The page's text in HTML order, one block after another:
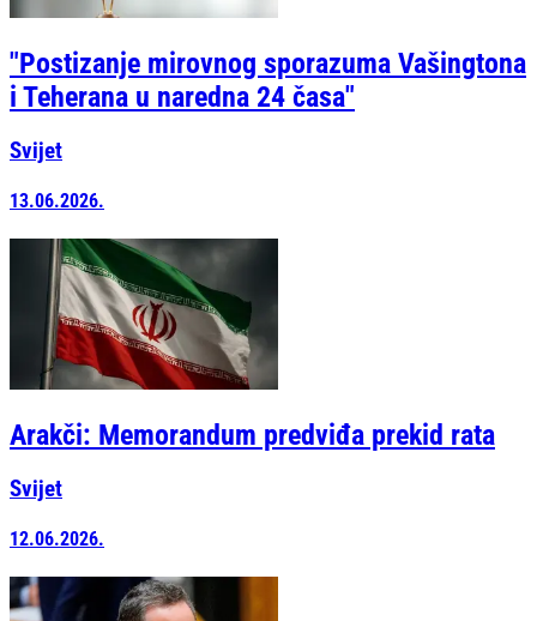
"Postizanje mirovnog sporazuma Vašingtona
i Teherana u naredna 24 časa"
Svijet
13.06.2026.
Arakči: Memorandum predviđa prekid rata
Svijet
12.06.2026.